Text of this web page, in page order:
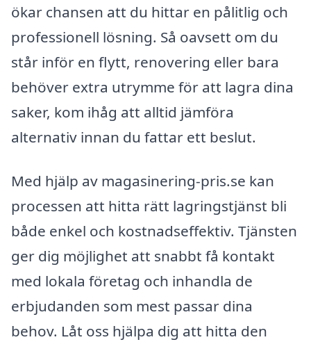
ökar chansen att du hittar en pålitlig och
professionell lösning. Så oavsett om du
står inför en flytt, renovering eller bara
behöver extra utrymme för att lagra dina
saker, kom ihåg att alltid jämföra
alternativ innan du fattar ett beslut.
Med hjälp av magasinering-pris.se kan
processen att hitta rätt lagringstjänst bli
både enkel och kostnadseffektiv. Tjänsten
ger dig möjlighet att snabbt få kontakt
med lokala företag och inhandla de
erbjudanden som mest passar dina
behov. Låt oss hjälpa dig att hitta den